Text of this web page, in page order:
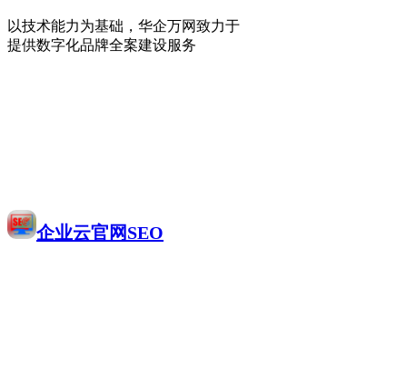
以技术能力为基础，华企万网致力于
提供数字化品牌全案建设服务
企业云官网SEO